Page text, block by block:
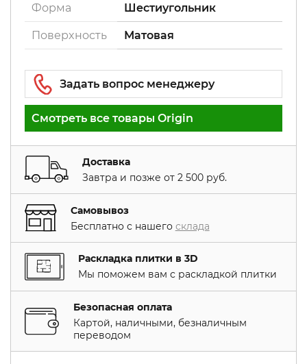
Форма Шестиугольник
Поверxность Матовая
Смотреть все товары Origin
Доставка
Завтра и позже от 2 500 руб.
Самовывоз
Бесплатно с нашего склада
Раскладка плитки в 3D
Мы поможем вам с раскладкой плитки
Безопасная оплата
Картой, наличными, безналичным
переводом